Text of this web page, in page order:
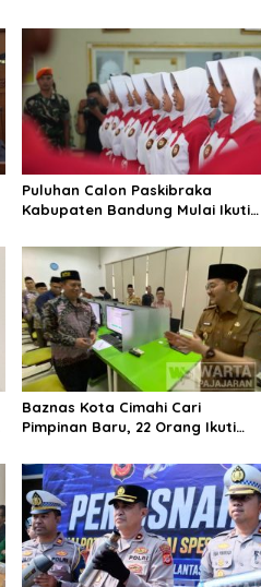
Puluhan Calon Paskibraka
Kabupaten Bandung Mulai Ikuti
Baznas Kota Cimahi Cari
Pimpinan Baru, 22 Orang Ikuti